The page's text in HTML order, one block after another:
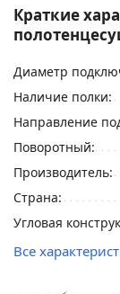
Краткие
Диаметр
Наличие полки:
Направление
Поворотный:
Производитель:
Страна:
Угловая
Все